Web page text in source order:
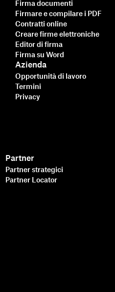
Firma documenti
Firmare e compilare i PDF
Contratti online
Creare firme elettroniche
Editor di firma
Firma su Word
Partner
Partner strategici
Partner Locator
Azienda
Opportunità di lavoro
Termini
Privacy